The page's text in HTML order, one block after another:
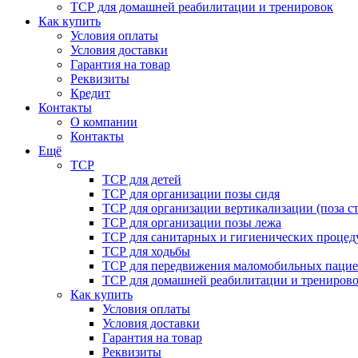
ТСР для домашней реабилитации и тренировок
Как купить
Условия оплаты
Условия доставки
Гарантия на товар
Реквизиты
Кредит
Контакты
О компании
Контакты
Ещё
ТСР
ТСР для детей
ТСР для организации позы сидя
ТСР для организации вертикализации (поза
ТСР для организации позы лежа
ТСР для санитарных и гигиенических
ТСР для ходьбы
ТСР для передвижения маломобильных
ТСР для домашней реабилитации и
Как купить
Условия оплаты
Условия доставки
Гарантия на товар
Реквизиты